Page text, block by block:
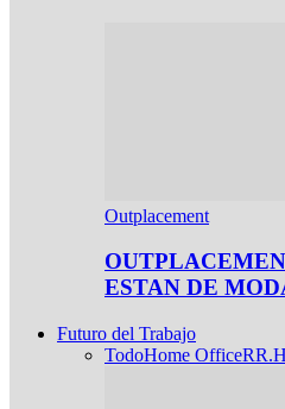
Outplacement
ESTAN DE
Futuro del Trabajo
TodoHome Office